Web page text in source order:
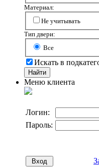
Материал:
Не учитывать
Тип двери:
Все
Искать в
Меню клиента
Логин:
Пароль: